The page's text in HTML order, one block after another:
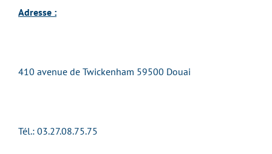
Adresse :
410 avenue de Twickenham 59500 Douai
Tél.: 03.27.08.75.75